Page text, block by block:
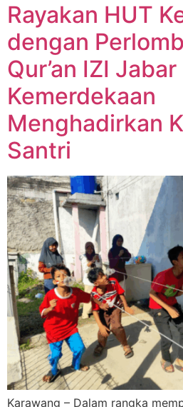
Rayakan HUT
dengan
Qur’an IZI
Kemerdekaan
Menghadirkan
Santri
Karawang – Dalam rangka